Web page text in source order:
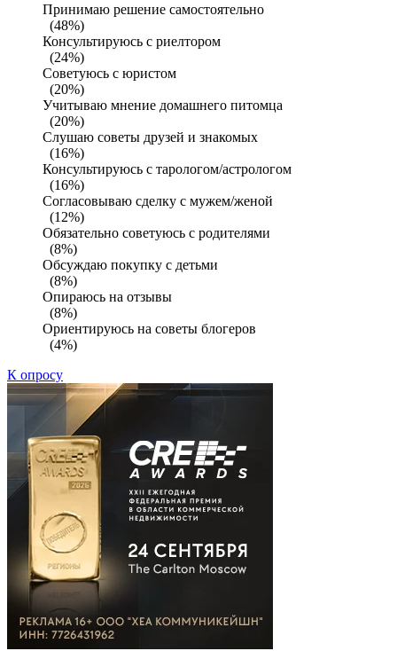
Принимаю решение самостоятельно
(48%)
Консультируюсь с риелтором
(24%)
Советуюсь с юристом
(20%)
Учитываю мнение домашнего питомца
(20%)
Слушаю советы друзей и знакомых
(16%)
Консультируюсь с тарологом/астрологом
(16%)
Согласовываю сделку с мужем/женой
(12%)
Обязательно советуюсь с родителями
(8%)
Обсуждаю покупку с детьми
(8%)
Опираюсь на отзывы
(8%)
Ориентируюсь на советы блогеров
(4%)
К опросу